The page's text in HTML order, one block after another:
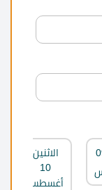
الاثنين
10
أغسطس